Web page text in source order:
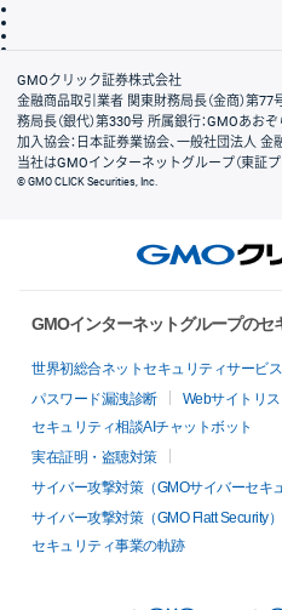
会社案内
GMOクリック証券株式会社
金融商品取引業者 関東財務局長（金商）第
務局長（銀代）第330号 所属銀行：GMOあお
加入協会：日本証券業協会、一般社団法人
当社はGMOインターネットグループ（東証
© GMO CLICK Securities, Inc.
GMOインターネットグループのセ
世界初総合ネットセキュリティサービ
パスワード漏洩診断
Webサイトリ
セキュリティ相談AIチャットボット
実在証明・盗聴対策
サイバー攻撃対策（GMOサイバーセキ
サイバー攻撃対策（GMO Flatt Security）
セキュリティ事業の軌跡